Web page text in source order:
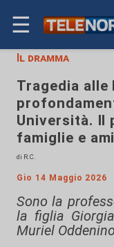
☰
Il dramma
Tragedia alle
Università. Il
famiglie e
di R.C.
Gio 14 Maggio 2026
Sono la
la figlia
Muriel Oddenino